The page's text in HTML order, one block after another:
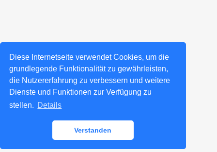
Diese Internetseite verwendet Cookies, um die
grundlegende Funktionalität zu gewährleisten,
die Nutzererfahrung zu verbessern und weitere
Dienste und Funktionen zur Verfügung zu
stellen. Details
Verstanden